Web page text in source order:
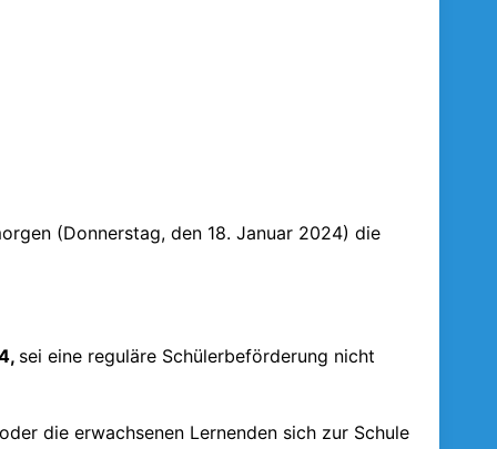
(Donnerstag, den 18. Januar 2024) die
sei eine reguläre Schülerbeförderung nicht
die erwachsenen Lernenden sich zur Schule